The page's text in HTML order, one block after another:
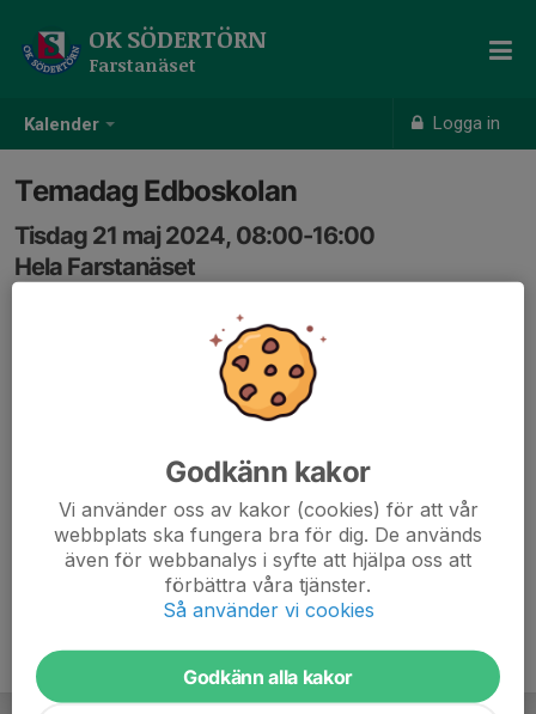
Kalender Logga in
OK SÖDERTÖRN
Farstanäset
Temadag Edboskolan
Tisdag 21 maj 2024, 08:00-16:00
Hela Farstanäset
Godkänn kakor
Vi använder oss av kakor (cookies) för att vår
webbplats ska fungera bra för dig. De används
även för webbanalys i syfte att hjälpa oss att
förbättra våra tjänster.
Så använder vi cookies
Godkänn alla kakor